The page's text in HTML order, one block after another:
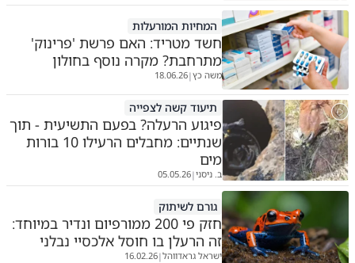
המחיות המורעלות
חשד מטריד: האם פרשת 'פרינוק'
מתרחבת? מקרה נוסף בחולון
משה כץ|
18.06.26
תיעוד קשה לצפייה
פיגוע הרעלה? בפעם התשיעית - תוך
שנתיים: מחבלים הרעילו 10 בורות
מים
ב. ניסני|
05.05.26
גורם לשיתוק
חזק פי 200 ממורפיום ונדיר במיוחד:
זה הרעלן בו חוסל אלכסיי נבלני
ישראל גראדווהל|
16.02.26